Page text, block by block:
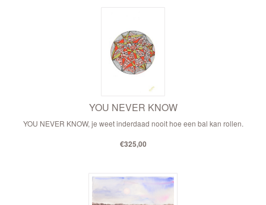
YOU NEVER KNOW
YOU NEVER KNOW, je weet inderdaad nooit hoe een bal kan rollen.
€325,00